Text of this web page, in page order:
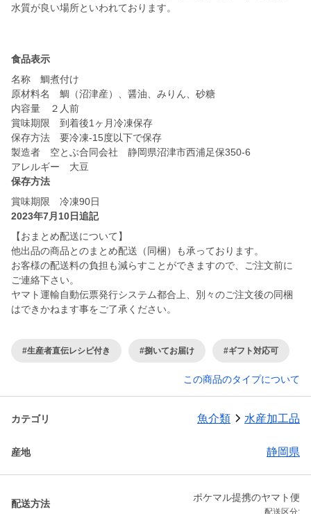
水質が良い場所といわれております。
食品表示
名称 鯛煮付け
原材料名 鯛（沼津産）、醤油、みりん、砂糖
内容量 ２人前
賞味期限 到着後1ヶ月冷凍保存
保存方法 要冷凍-15度以下で保存
製造者 空とぶ合同会社 静岡県沼津市西浦足保350-6
アレルギー 大豆
保存方法
賞味期限 冷凍90日
2023年7月10日追記
【おまとめ配送について】
他出品の商品とのまとめ配送（同梱）も承っております。
お客様の配送料の負担も減らすことができますので、ご注文前に
ご連絡下さい。
ヤマト運輸自動伝票発行システム都合上、別々のご注文後の同梱
はできかねます事をご了承ください。
#生産者直伝レシピ付き #捌いてお届け #ギフト対応可
この商品のタイプについて
カテゴリ 魚介類 水産加工品
産地 静岡県
配送方法
ポケマル提携のヤマト便
配送区分: